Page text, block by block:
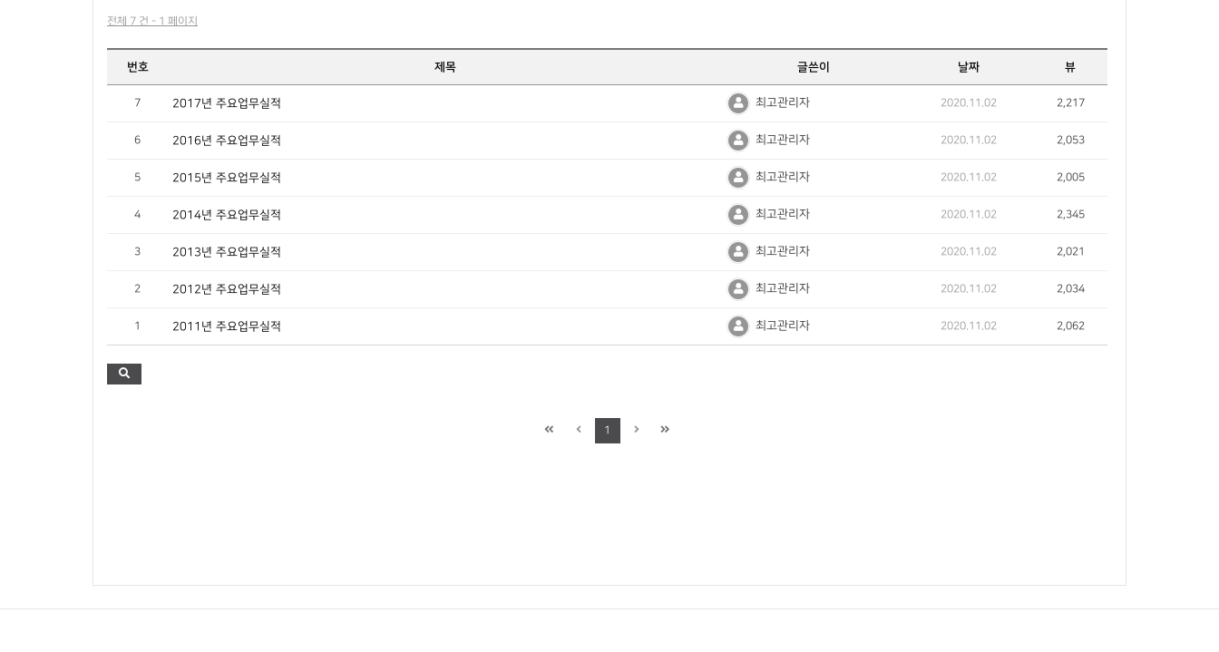
전체 7 건 - 1 페이지
번호 제목 글쓴이 날짜 뷰
7 2017년 주요업무실적 최고관리자 2020.11.02 2,217
6 2016년 주요업무실적 최고관리자 2020.11.02 2,053
5 2015년 주요업무실적 최고관리자 2020.11.02 2,005
4 2014년 주요업무실적 최고관리자 2020.11.02 2,345
3 2013년 주요업무실적 최고관리자 2020.11.02 2,021
2 2012년 주요업무실적 최고관리자 2020.11.02 2,034
1 2011년 주요업무실적 최고관리자 2020.11.02 2,062
1